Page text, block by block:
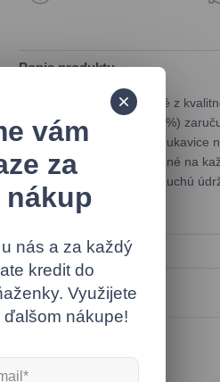
Popis produktu
Tieto rukavice sú vyrobené z
čo prídavok spandexu (10%)
a v štýlovej farbe sú tieto rukavice
rôznymi outfitmi a sú vhodné na
°C, čo zaručuje ich jednoduchú
svojho šatníka!
Rýchla pomoc
produkty
vám
za
nákup
nás a za každý
kredit do
Využijete
nákupe!